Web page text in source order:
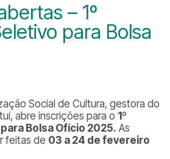
– 1º
para Bolsa
Social de Cultura, gestora do
abre inscrições para o 1º
Bolsa Ofício 2025. As
feitas de 03 a 24 de fevereiro